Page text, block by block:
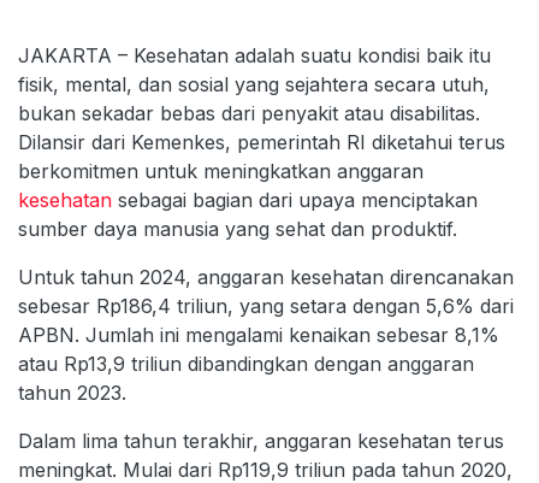
JAKARTA – Kesehatan adalah suatu kondisi baik itu
fisik, mental, dan sosial yang sejahtera secara utuh,
bukan sekadar bebas dari penyakit atau disabilitas.
Dilansir dari Kemenkes, pemerintah RI diketahui terus
berkomitmen untuk meningkatkan anggaran
kesehatan sebagai bagian dari upaya menciptakan
sumber daya manusia yang sehat dan produktif.
Untuk tahun 2024, anggaran kesehatan direncanakan
sebesar Rp186,4 triliun, yang setara dengan 5,6% dari
APBN. Jumlah ini mengalami kenaikan sebesar 8,1%
atau Rp13,9 triliun dibandingkan dengan anggaran
tahun 2023.
Dalam lima tahun terakhir, anggaran kesehatan terus
meningkat. Mulai dari Rp119,9 triliun pada tahun 2020,